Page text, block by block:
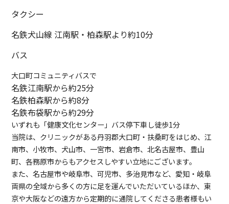
タクシー
名鉄犬山線 江南駅・柏森駅より約10分
バス
大口町コミュニティバスで
名鉄江南駅から約25分
名鉄柏森駅から約8分
名鉄布袋駅から約29分
いずれも「健康文化センター」バス停下車し徒歩1分
当院は、クリニックがある丹羽郡大口町・扶桑町をはじめ、江
南市、小牧市、犬山市、一宮市、岩倉市、北名古屋市、豊山
町、各務原市からもアクセスしやすい立地にございます。
また、名古屋市や岐阜市、可児市、多治見市など、愛知・岐阜
両県の全域から多くの方に足を運んでいただいているほか、東
京や大阪などの遠方から定期的に通院してくださる患者様もい